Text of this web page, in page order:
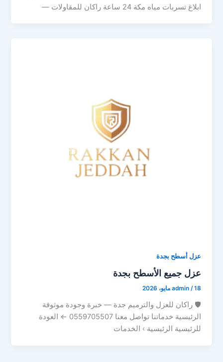
ابلاغ تسربات مياه مكة 24 ساعة راكان للمقاولات —
عزل أسطح بجدة
عزل جميع الأسطح بجدة
admin /18 مايو، 2026
🛡 راكان للعزل والترميم جدة — خبرة وجودة موثوقة
الرئيسية خدماتنا تواصل معنا 0559705507 ← العودة
للرئيسية الرئيسية › الخدمات